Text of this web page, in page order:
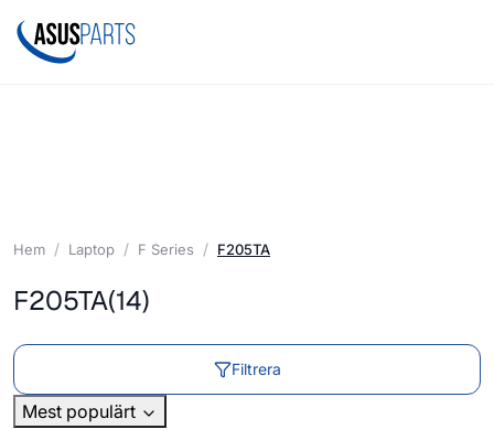
Hem Laptop F Series F205TA
F205TA(14)
Filtrera
Mest populärt